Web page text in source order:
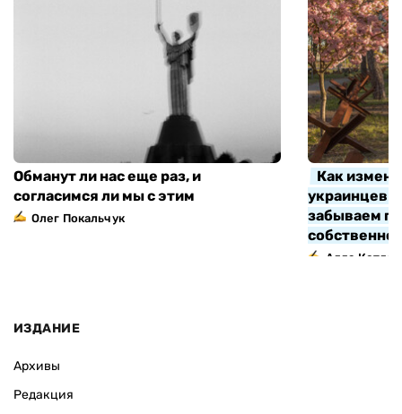
Обманут ли нас еще раз, и
согласимся ли мы с этим
Олег Покальчук
Как
украинцев
забываем
Алла Котляр
ИЗДАНИЕ
Архивы
Редакция